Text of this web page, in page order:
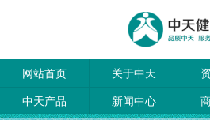
网站首页 关于中天
中天产品
新闻中心